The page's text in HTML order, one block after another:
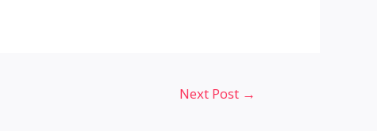
Next Post →